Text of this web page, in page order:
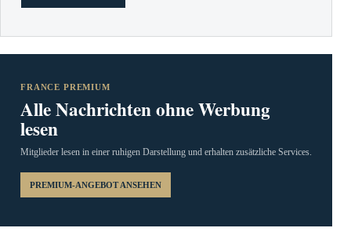
FRANCE PREMIUM
Alle Nachrichten ohne Werbung
lesen
Mitglieder lesen in einer ruhigen Darstellung und erhalten zusätzliche Services.
PREMIUM-ANGEBOT ANSEHEN